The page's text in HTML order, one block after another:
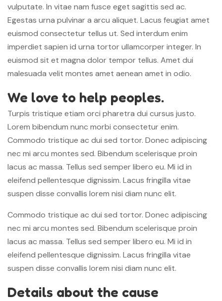
vulputate. In vitae nam fusce eget sagittis sed ac.
Egestas urna pulvinar a arcu aliquet. Lacus feugiat amet
euismod consectetur tellus ut. Sed interdum enim
imperdiet sapien id urna tortor ullamcorper integer. In
euismod sit et magna dolor tempor tellus. Amet dui
malesuada velit montes amet aenean amet in odio.
We love to help peoples.
Turpis tristique etiam orci pharetra dui cursus justo.
Lorem bibendum nunc morbi consectetur enim.
Commodo tristique ac dui sed tortor. Donec adipiscing
nec mi arcu montes sed. Bibendum scelerisque proin
lacus ac massa. Tellus sed semper libero eu. Mi id in
eleifend pellentesque dignissim. Lacus fringilla vitae
suspen disse convallis lorem nisi diam nunc elit.
Commodo tristique ac dui sed tortor. Donec adipiscing
nec mi arcu montes sed. Bibendum scelerisque proin
lacus ac massa. Tellus sed semper libero eu. Mi id in
eleifend pellentesque dignissim. Lacus fringilla vitae
suspen disse convallis lorem nisi diam nunc elit.
Details about the cause